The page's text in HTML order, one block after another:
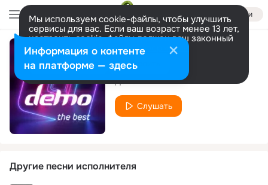
Войти
Мы используем cookie-файлы, чтобы улучшить
сервисы для вас. Если ваш возраст менее 13 лет,
настроить cookie-файлы должен ваш законный
представитель. Больше информации
Разрешить все Настроить
Давайте петь
Демо
Слушать
Другие песни исполнителя
Информация о контенте
на платформе — здесь